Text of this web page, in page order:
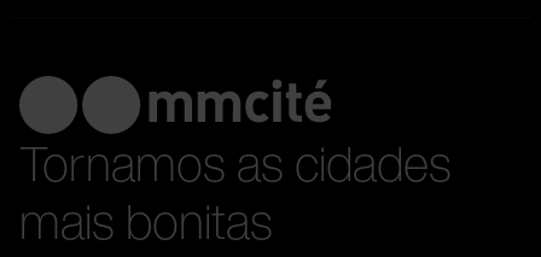
Tornamos as cidades
mais bonitas